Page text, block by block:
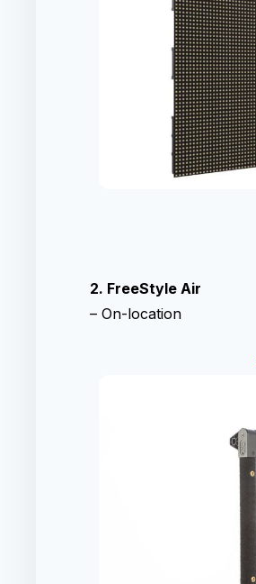
2. FreeStyle Air
– On-location